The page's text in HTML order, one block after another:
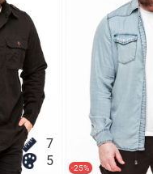
7
5
-25%